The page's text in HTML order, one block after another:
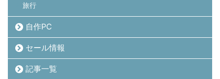
旅行
自作PC
セール情報
記事一覧